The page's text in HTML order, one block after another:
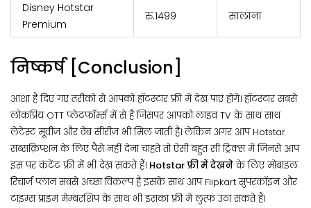
Disney Hotstar
Premium
रु.1499 सालाना
निष्कर्ष [Conclusion]
आशा है दिए गए तरीकों से आपको हॉटस्टार फ्री में देख पाए होंगे। हॉटस्टार सबसे
लोकप्रिय OTT प्लेटफॉर्म्स में से है जिसपर आपको लाइव TV के साथ साथ
लेटेस्ट मूवीज और वेब सीरीज भी मिल जाती है। लेकिन अगर आप Hotstar
सब्सक्रिप्शन के लिए पैसे नहीं देना चाहते तो ऐसी बहुत सी ट्रिक्स में जिनसे आप
इस पर कंटेंट फ्री में भी देख सकते हैं। Hotstar फ्री में देखनेके लिए मोबाइल
रिचार्ज प्लान सबसे अच्छा विकल्प है इसके साथ आप Flipkart सुपरकॉइन और
टाइम्स प्राइम मेम्बरशिप के साथ भी इसका फ्री में लुत्फ उठा सकते हैं।